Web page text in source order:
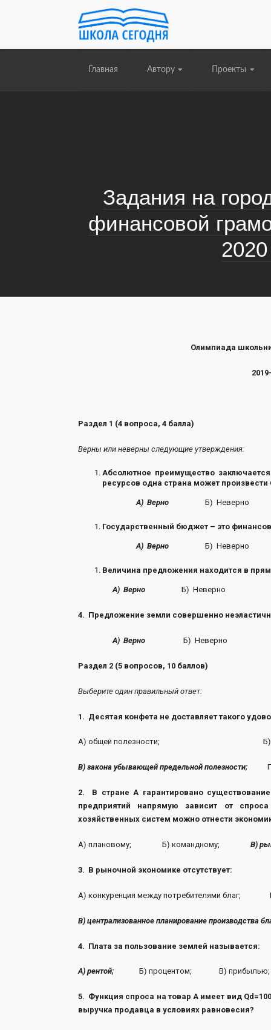
Главная Автору Проекты
Задания на
финансовой
Олимпиада
Раздел 1 (4 вопроса, 4 балла)
Верны или неверны следующие утверждения:
Абсолютное преимущество
ресурсов одна страна может
А) ВерноБ) Неверно
Государственный бюджет – это
А) ВерноБ) Неверно
Величина предложения находится в
А) ВерноБ) Неверно
4. Предложение земли совершенно
А) Верно Б) Неверно
Раздел 2 (5 вопросов, 10 баллов)
Выберите один правильный ответ:
1. Десятая конфета не доставляет такого
А) общей полезности; Б)
В) закона убывающей предельной полезности;Г)
2. В стране А гарантировано
предприятий напрямую зависит от
хозяйственных систем можно отнести
А) плановому; Б) командному; В)
3. В рыночной экономике отсутствует:
А) конкуренция между потребителями благ; Б)
В) централизованное планирование производства
4. Плата за пользование землей называется:
А) рентой;Б) процентом; В) прибылью;
5. Функция спроса на товар А имеет вид
выручка продавца в условиях равновесия?